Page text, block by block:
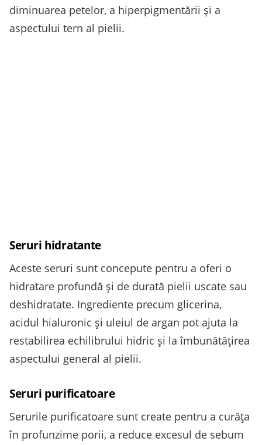
diminuarea petelor, a hiperpigmentării și a
aspectului tern al pielii.
Seruri hidratante
Aceste seruri sunt concepute pentru a oferi o
hidratare profundă și de durată pielii uscate sau
deshidratate. Ingrediente precum glicerina,
acidul hialuronic și uleiul de argan pot ajuta la
restabilirea echilibrului hidric și la îmbunătățirea
aspectului general al pielii.
Seruri purificatoare
Serurile purificatoare sunt create pentru a curăța
în profunzime porii, a reduce excesul de sebum